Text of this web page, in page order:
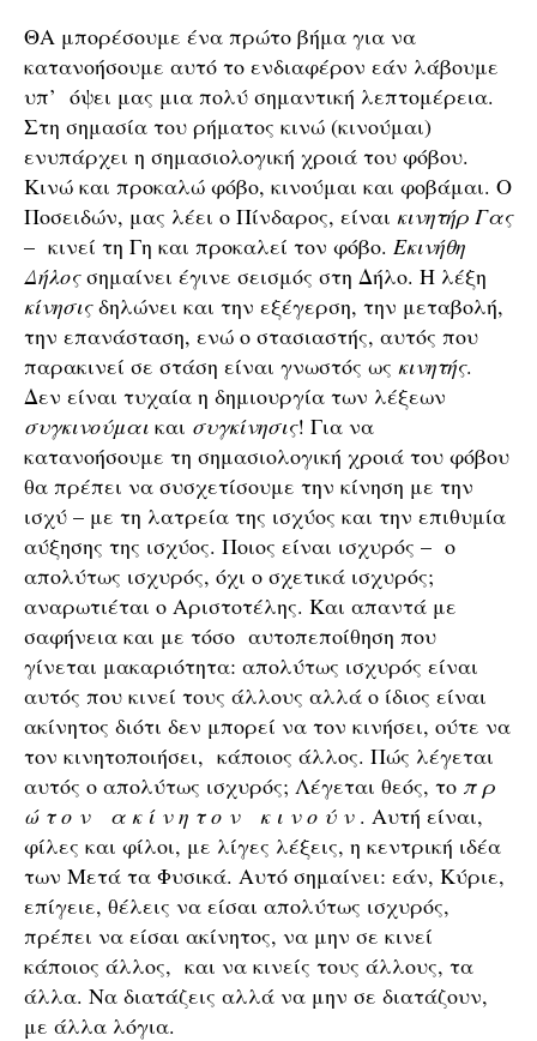
ΘΑ μπορέσουμε ένα πρώτο βήμα για να
κατανοήσουμε αυτό το ενδιαφέρον εάν λάβουμε
υπ’ όψει μας μια πολύ σημαντική λεπτομέρεια.
Στη σημασία του ρήματος κινώ (κινούμαι)
ενυπάρχει η σημασιολογική χροιά του φόβου.
Κινώ και προκαλώ φόβο, κινούμαι και φοβάμαι. Ο
Ποσειδών, μας λέει ο Πίνδαρος, είναι κινητήρ Γας
– κινεί τη Γη και προκαλεί τον φόβο. Εκινήθη
Δήλοςσημαίνει έγινε σεισμός στη Δήλο. Η λέξη
κίνησιςδηλώνει και την εξέγερση, την μεταβολή,
την επανάσταση, ενώ ο στασιαστής, αυτός που
παρακινεί σε στάση είναι γνωστός ως κινητής.
Δεν είναι τυχαία η δημιουργία των λέξεων
συγκινούμαι και συγκίνησις! Για να
κατανοήσουμε τη σημασιολογική χροιά του φόβου
θα πρέπει να συσχετίσουμε την κίνηση με την
ισχύ – με τη λατρεία της ισχύος και την επιθυμία
αύξησης της ισχύος. Ποιος είναι ισχυρός – ο
απολύτως ισχυρός, όχι ο σχετικά ισχυρός;
αναρωτιέται ο Αριστοτέλης. Και απαντά με
σαφήνεια και με τόσο αυτοπεποίθηση που
γίνεται μακαριότητα: απολύτως ισχυρός είναι
αυτός που κινεί τους άλλους αλλά ο ίδιος είναι
ακίνητος διότι δεν μπορεί να τον κινήσει, ούτε να
τον κινητοποιήσει, κάποιος άλλος. Πώς λέγεται
αυτός ο απολύτως ισχυρός; Λέγεται θεός, το π ρ
ώ τ ο ν α κ ί ν η τ ο ν κ ι ν ο ύ ν . Αυτή είναι,
φίλες και φίλοι, με λίγες λέξεις, η κεντρική ιδέα
των Μετά τα Φυσικά. Αυτό σημαίνει: εάν, Κύριε,
επίγειε, θέλεις να είσαι απολύτως ισχυρός,
πρέπει να είσαι ακίνητος, να μην σε κινεί
κάποιος άλλος, και να κινείς τους άλλους, τα
άλλα. Να διατάζεις αλλά να μην σε διατάζουν,
με άλλα λόγια.